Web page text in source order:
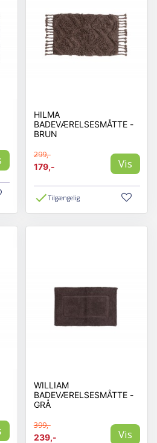
HILMA
BADEVÆRELSESMÅTTE -
BRUN
299,-
179,-
Vis
Tilgængelig
WILLIAM
BADEVÆRELSESMÅTTE -
GRÅ
399,-
239,-
Vis